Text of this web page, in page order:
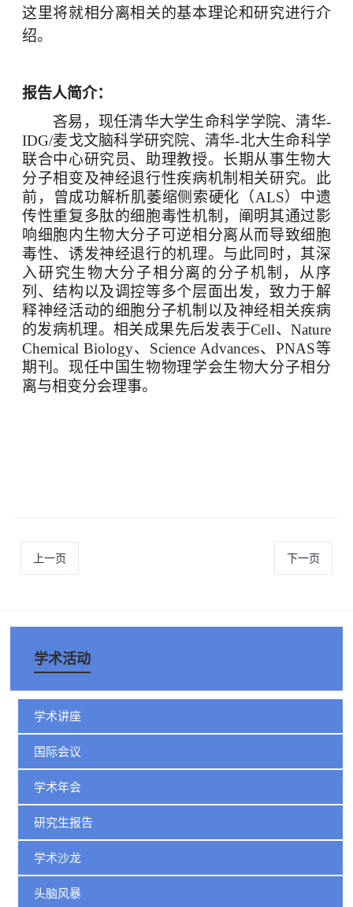
这里将就相分离相关的基本理论和研究进行介
绍。
报告人简介：
吝易，现任清华大学生命科学学院、清华-
IDG/麦戈文脑科学研究院、清华-北大生命科学
联合中心研究员、助理教授。长期从事生物大
分子相变及神经退行性疾病机制相关研究。此
前，曾成功解析肌萎缩侧索硬化（ALS）中遗
传性重复多肽的细胞毒性机制，阐明其通过影
响细胞内生物大分子可逆相分离从而导致细胞
毒性、诱发神经退行的机理。与此同时，其深
入研究生物大分子相分离的分子机制，从序
列、结构以及调控等多个层面出发，致力于解
释神经活动的细胞分子机制以及神经相关疾病
的发病机理。相关成果先后发表于Cell、 Nature
Chemical Biology、 Science Advances、 PNAS等
期刊。现任中国生物物理学会生物大分子相分
离与相变分会理事。
上一页 下一页
学术活动
学术讲座
国际会议
学术年会
研究生报告
学术沙龙
头脑风暴